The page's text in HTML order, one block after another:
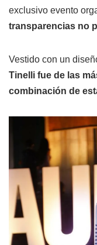
exclusivo evento
transparencias no
Vestido con un
Tinelli fue de las
combinación de